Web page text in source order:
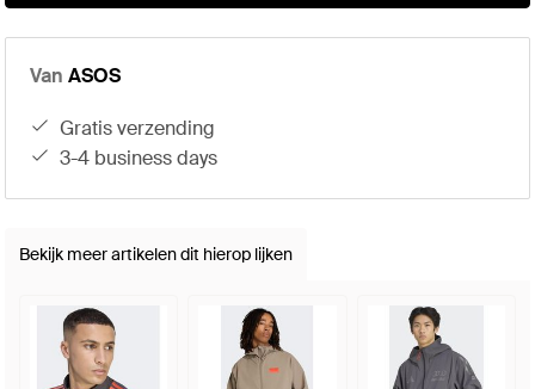
Van ASOS
gratis verzending
3-4 business days
Bekijk meer artikelen dit hierop lijken